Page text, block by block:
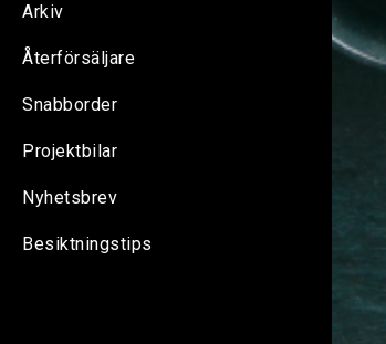
Arkiv
Återförsäljare
Snabborder
Projektbilar
Nyhetsbrev
Besiktningstips